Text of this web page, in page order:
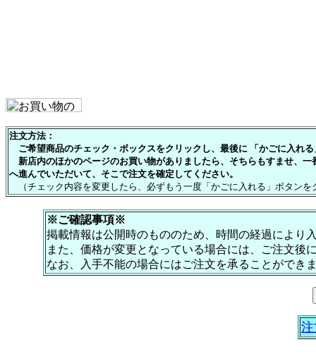
注文方法：
ご希望商品のチェック・ボックスをクリックし、最後に 「かごに入れ
新店内のほかのページのお買い物がありましたら、そちらもすませ、一
へ進んでいただいて、そこで注文を確定してください。
（チェック内容を変更したら、必ずもう一度「かごに入れる」ボタン
※ご確認事項※
掲載情報は公開時のもののため、時間の経過により
また、価格が変更となっている場合には、ご注文後
なお、入手不能の場合にはご注文を承ることができ